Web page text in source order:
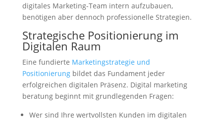
digitales Marketing-Team intern aufzubauen,
benötigen aber dennoch professionelle Strategien.
Strategische Positionierung im
Digitalen Raum
Eine fundierte Marketingstrategie und
Positionierungbildet das Fundament jeder
erfolgreichen digitalen Präsenz. Digital marketing
beratung beginnt mit grundlegenden Fragen:
Wer sind Ihre wertvollsten Kunden im digitalen